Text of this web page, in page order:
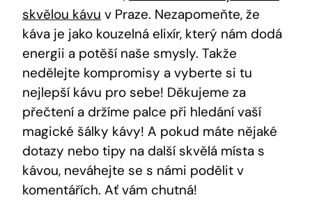
skvělou kávu v Praze. Nezapomeňte, že
káva je jako kouzelná elixír, který nám dodá
energii a potěší naše smysly. Takže
nedělejte kompromisy a vyberte si tu
nejlepší kávu pro sebe! Děkujeme za
přečtení a držíme palce při hledání vaší
magické šálky kávy! A pokud máte nějaké
dotazy nebo tipy na další skvělá místa s
kávou, neváhejte se s námi podělit v
komentářích. Ať vám chutná!